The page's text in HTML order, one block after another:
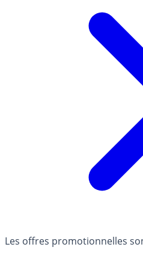
Les offres promotionnelles